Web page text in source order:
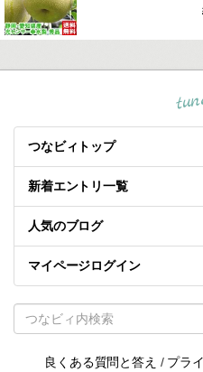
つなビィトップ
新着エントリ一覧
人気のブログ
マイページログイン
良くある質問と答え / プラ